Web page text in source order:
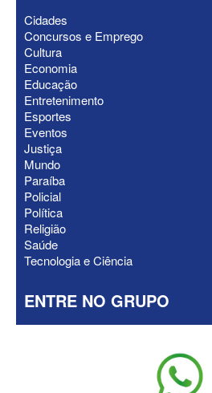
ELEIÇÕES 2026 - Senado:
anuncia Zé Carneiro e
Medeiros na suplência de
Cidades
Concursos e Emprego
Cultura
Economia
Educação
Entretenimento
Esportes
Eventos
Justiça
Mundo
Paraíba
Policial
Política
Religião
Saúde
Tecnologia e Ciência
ENTRE NO GRUPO